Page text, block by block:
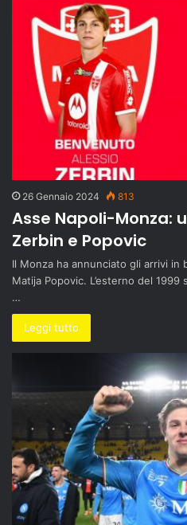
26 Gennaio 2024 813
Asse Napoli-Monza:
Zerbin e Popovic
Il Monza ha annunciato gli arrivi in
Matija Popovic. L’esterno del
…
Leggi tutto